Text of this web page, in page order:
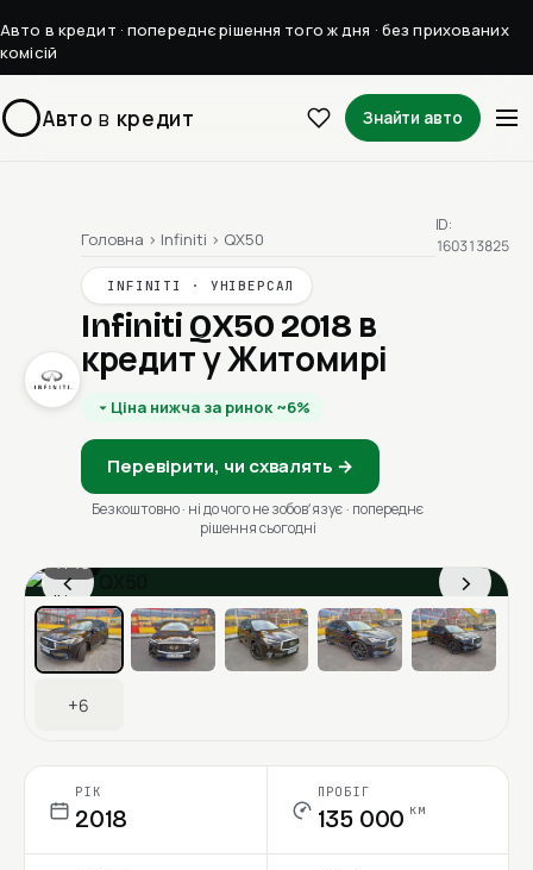
Авто в кредит · попереднє рішення того ж дня · без прихованих
комісій
Авто в кредит Знайти авто
Головна › Infiniti › QX50
INFINITI · УНІВЕРСАЛ
Infiniti QX50 2018 в
кредит у Житомирі
Ціна нижча за ринок ~6%
Перевірити, чи схвалять →
Безкоштовно · ні до чого не зобовʼязує · попереднє
рішення сьогодні
ID:
160313825
‹ ›
1 / 13
Ціна в місяць
+6
РІК
2018
ПРОБІГ
135 000 км